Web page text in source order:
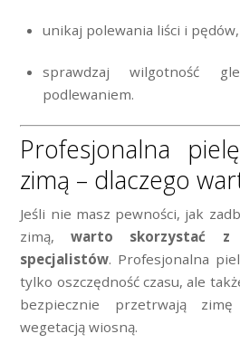
unikaj polewania liści i pędów,
sprawdzaj wilgotność
podlewaniem.
Profesjonalna
zimą – dlaczego
Jeśli nie masz pewności, jak
zimą,warto skorzystać z
specjalistów. Profesjonalna
tylko oszczędność czasu, ale
bezpiecznie przetrwają
wegetacją wiosną.